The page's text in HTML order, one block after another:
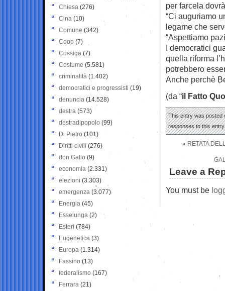
per farcela
“Ci auguriamo
legame che
“Aspettiamo
I democratici
quella riforma
potrebbero
Anche perchè
(da “il Fatto
This entry was posted
responses to this
« RETATA
Leave a
You must be
Chiesa (276)
Cina (10)
Comune (342)
Coop (7)
Cossiga (7)
Costume (5.581)
criminalità (1.402)
democratici e progressisti (19)
denuncia (14.528)
destra (573)
destradipopolo (99)
Di Pietro (101)
Diritti civili (276)
don Gallo (9)
economia (2.331)
elezioni (3.303)
emergenza (3.077)
Energia (45)
Esselunga (2)
Esteri (784)
Eugenetica (3)
Europa (1.314)
Fassino (13)
federalismo (167)
Ferrara (21)